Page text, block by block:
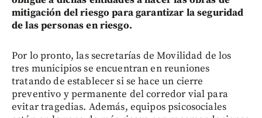
mitigación del riesgo para garantizar la seguridad
de las personas en riesgo.
Por lo pronto, las secretarías de Movilidad de los
tres municipios se encuentran en reuniones
tratando de establecer si se hace un cierre
preventivo y permanente del corredor vial para
evitar tragedias. Además, equipos psicosociales